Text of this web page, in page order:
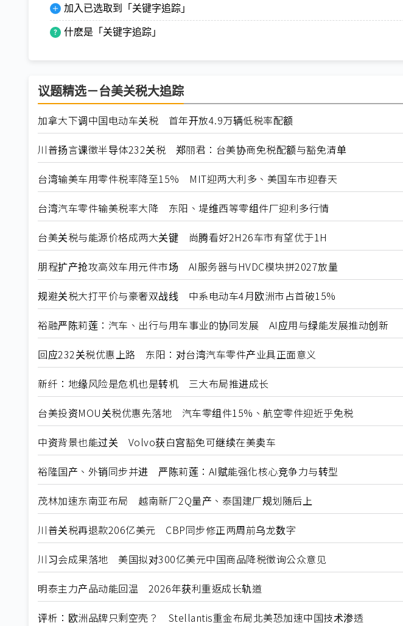
加入已选取到「关键字追踪」
什麽是「关键字追踪」
议题精选－台美关税大追踪
加拿大下调中国电动车关税 首年开放4.9万辆低税率配额
川普扬言课徵半导体232关税 郑丽君：台美协商免税配额与豁免清单
台湾输美车用零件税率降至15% MIT迎两大利多、美国车市迎春天
台湾汽车零件输美税率大降 东阳、堤维西等零组件厂迎利多行情
台美关税与能源价格成两大关键 尚腾看好2H26车市有望优于1H
朋程扩产抢攻高效车用元件市场 AI服务器与HVDC模块拼2027放量
规避关税大打平价与豪奢双战线 中系电动车4月欧洲市占首破15%
裕融严陈莉莲：汽车、出行与用车事业的协同发展 AI应用与绿能发展推动创新
回应232关税优惠上路 东阳：对台湾汽车零件产业具正面意义
新纤：地缘风险是危机也是转机 三大布局推进成长
台美投资MOU关税优惠先落地 汽车零组件15%、航空零件迎近乎免税
中资背景也能过关 Volvo获白宫豁免可继续在美卖车
裕隆国产、外销同步并进 严陈莉莲：AI赋能强化核心竞争力与转型
茂林加速东南亚布局 越南新厂2Q量产、泰国建厂规划随后上
川普关税再退款206亿美元 CBP同步修正两周前乌龙数字
川习会成果落地 美国拟对300亿美元中国商品降税徵询公众意见
明泰主力产品动能回温 2026年获利重返成长轨道
评析：欧洲品牌只剩空壳？ Stellantis重金布局北美恐加速中国技术渗透